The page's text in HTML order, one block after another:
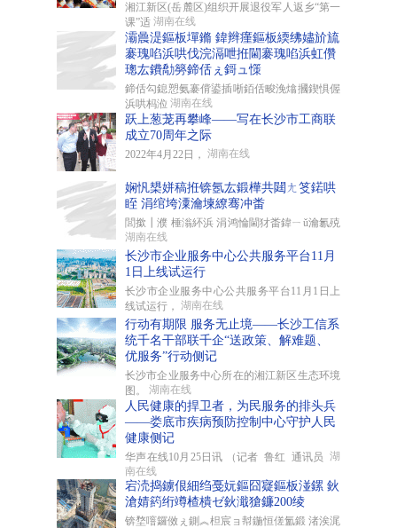
湘江新区(岳麓区)组织开展退役军人返乡“第一
课”适 湖南在线
灞曟湜鏂板墠鏅 鍏辫瘽鏂板緛绋嬧斺旈
褰瑰啗浜哄伐浣滆呭拰閫褰瑰啗浜虹儹
璁厷鐨勪簩鍗佸ぇ鎶ュ憡
鍗佸勾鎴愬氨褰偝鍙插唽銆佸畯浼熻摑鍥惧偓
浜哄杩涖 湖南在线
跃上葱茏再攀峰——写在长沙市工商联
成立70周年之际
2022年4月22日， 湖南在线
娴忛槼姘稿拰锛氬厷鍛樺共閮ㄤ笅鍩哄
眰 涓绾垮潥瀹堜繚骞冲畨
閭撳┃濮 棰滃紑浜 涓鸿惀閫犲畨鍏ㄧǔ瀹氱殑
湖南在线
长沙市企业服务中心公共服务平台11月
1日上线试运行
长沙市企业服务中心公共服务平台11月1日上
线试运行， 湖南在线
行动有期限 服务无止境——长沙工信系
统千名干部联千企“送政策、解难题、
优服务”行动侧记
长沙市企业服务中心所在的湘江新区生态环境
图。 湖南在线
人民健康的捍卫者，为民服务的排头兵
——娄底市疾病预防控制中心守护人民
健康侧记
华声在线10月25日讯 （记者 鲁红 通讯员 湖
南在线
宕涜捣鐪佷細绉戞妧鏂囧寲鏂板湴鏍 鈥
滄婧箹绗竴楂樻ゼ鈥濈獊鐮200绫
锛堥噾鑼傚ぇ鍘︽柦宸ョ幇鍦恒傞氳鍛 渚涘浘